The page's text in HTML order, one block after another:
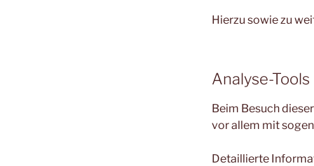
Hierzu sowie zu
Analyse-
Beim Besuch
vor allem mit
Detaillierte